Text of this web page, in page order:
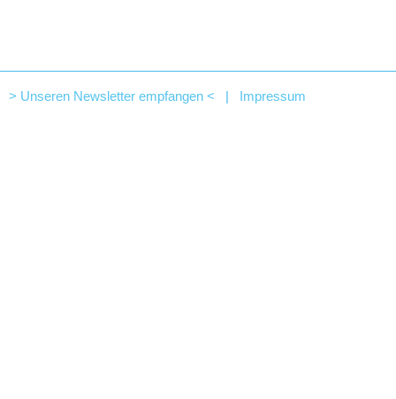
> Unseren Newsletter empfangen < Impressum